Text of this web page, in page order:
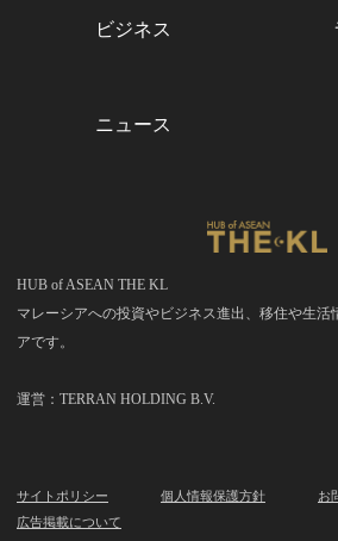
ビジネス
ニュース
HUB of ASEAN THE KL
マレーシアへの投資やビジネス進出、移住や生活
アです。
運営：TERRAN HOLDING B.V.
サイトポリシー 個人情報保護方針
お
広告掲載について